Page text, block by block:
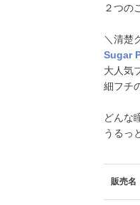
２つの
＼清楚
Sugar
大人気
細フチ
どんな
うるっ
販売名